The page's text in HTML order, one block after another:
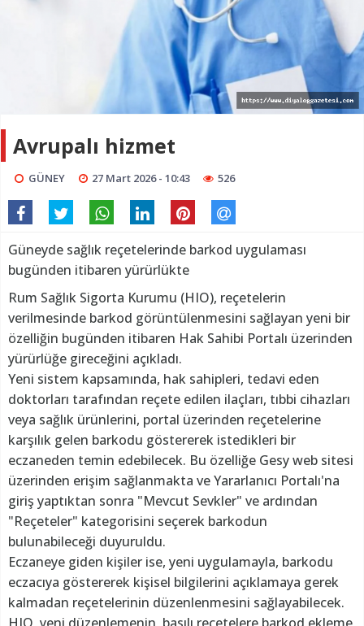
Avrupalı hizmet
GÜNEY 27 Mart 2026 - 10:43 526
Güneyde sağlık reçetelerinde barkod uygulaması
bugünden itibaren yürürlükte
Rum Sağlık Sigorta Kurumu (HIO), reçetelerin
verilmesinde barkod görüntülenmesini sağlayan yeni bir
özelliğin bugünden itibaren Hak Sahibi Portalı üzerinden
yürürlüğe gireceğini açıkladı.
Yeni sistem kapsamında, hak sahipleri, tedavi eden
doktorları tarafından reçete edilen ilaçları, tıbbi cihazları
veya sağlık ürünlerini, portal üzerinden reçetelerine
karşılık gelen barkodu göstererek istedikleri bir
eczaneden temin edebilecek. Bu özelliğe Gesy web sitesi
üzerinden erişim sağlanmakta ve Yararlanıcı Portalı'na
giriş yaptıktan sonra "Mevcut Sevkler" ve ardından
"Reçeteler" kategorisini seçerek barkodun
bulunabileceği duyuruldu.
Eczaneye giden kişiler ise, yeni uygulamayla, barkodu
eczacıya göstererek kişisel bilgilerini açıklamaya gerek
kalmadan reçetelerinin düzenlenmesini sağlayabilecek.